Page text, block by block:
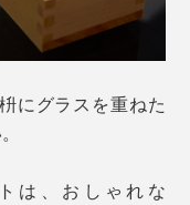
にグラスを重ねた
は、おしゃれな